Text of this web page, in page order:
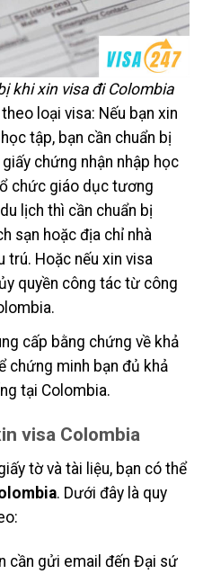
khi xin visa đi Colombia
loại visa: Nếu bạn xin
tập, bạn cần chuẩn bị
chứng nhận nhập học
chức giáo dục tương
lịch thì cần chuẩn bị
sạn hoặc địa chỉ nhà
trú. Hoặc nếu xin visa
quyền công tác từ công
cấp bằng chứng về khả
chứng minh bạn đủ khả
tại Colombia.
visa Colombia
tờ và tài liệu, bạn có thể
. Dưới đây là quy
cần gửi email đến Đại sứ